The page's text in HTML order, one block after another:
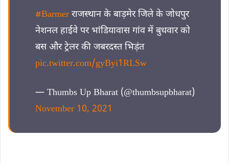
#Barmer राजस्थान के बाड़मेर जिले के जोधपुर
नेशनल हाईवे पर भांडियावास गांव में बुधवार को
बस और ट्रेलर की जबरदस्त भिड़ंत
pic.twitter.com/gyByi1RLSw
— Thumbs Up Bharat (@thumbsupbharat)
November 10, 2021